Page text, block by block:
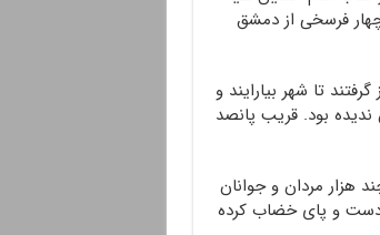
چهار فرسخی از دمشق
تا شهر بیارایند و
بود. قریب پانصد
هزار مردان و جوانان
دست و پای خضاب کرده